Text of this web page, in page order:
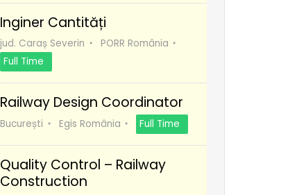
Inginer Cantități
jud. Caraș Severin
PORR România
Full Time
Railway Design Coordinator
București Egis România Full Time
Quality Control – Railway
Construction